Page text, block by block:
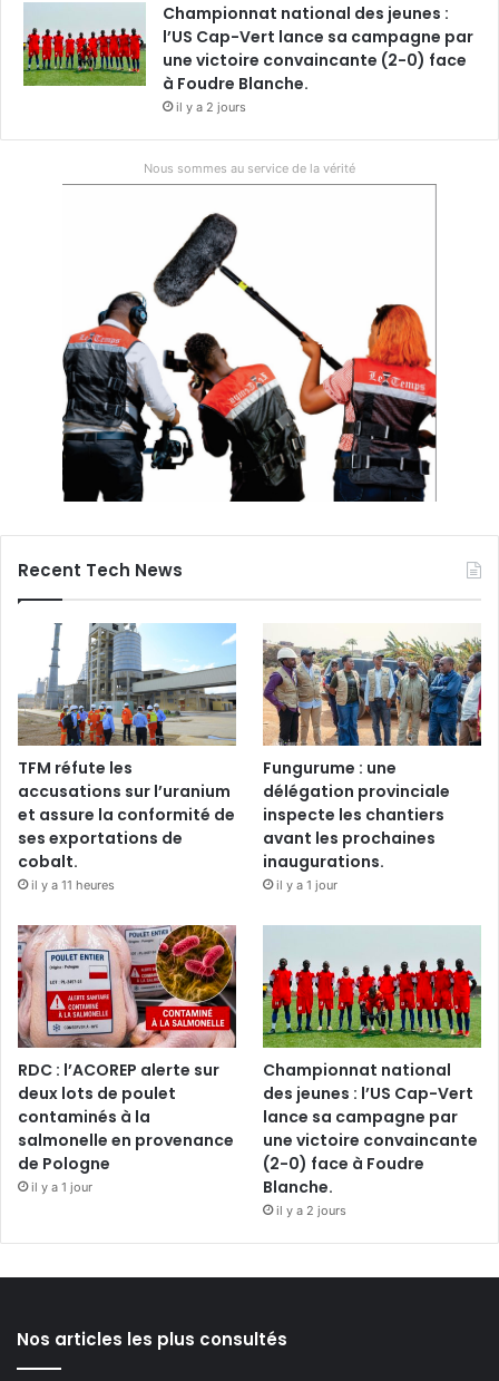
Championnat national des jeunes :
l’US Cap-Vert lance sa campagne par
une victoire convaincante (2-0) face
à Foudre Blanche.
il y a 2 jours
Nous sommes au service de la vérité
Recent Tech News
TFM réfute les
accusations sur l’uranium
et assure la conformité de
ses exportations de
cobalt.
il y a 11 heures
Fungurume : une
délégation provinciale
inspecte les chantiers
avant les prochaines
inaugurations.
il y a 1 jour
RDC : l’ACOREP alerte sur
deux lots de poulet
contaminés à la
salmonelle en provenance
de Pologne
il y a 1 jour
Championnat national
des jeunes : l’US Cap-Vert
lance sa campagne par
une victoire convaincante
(2-0) face à Foudre
Blanche.
il y a 2 jours
Nos articles les plus consultés